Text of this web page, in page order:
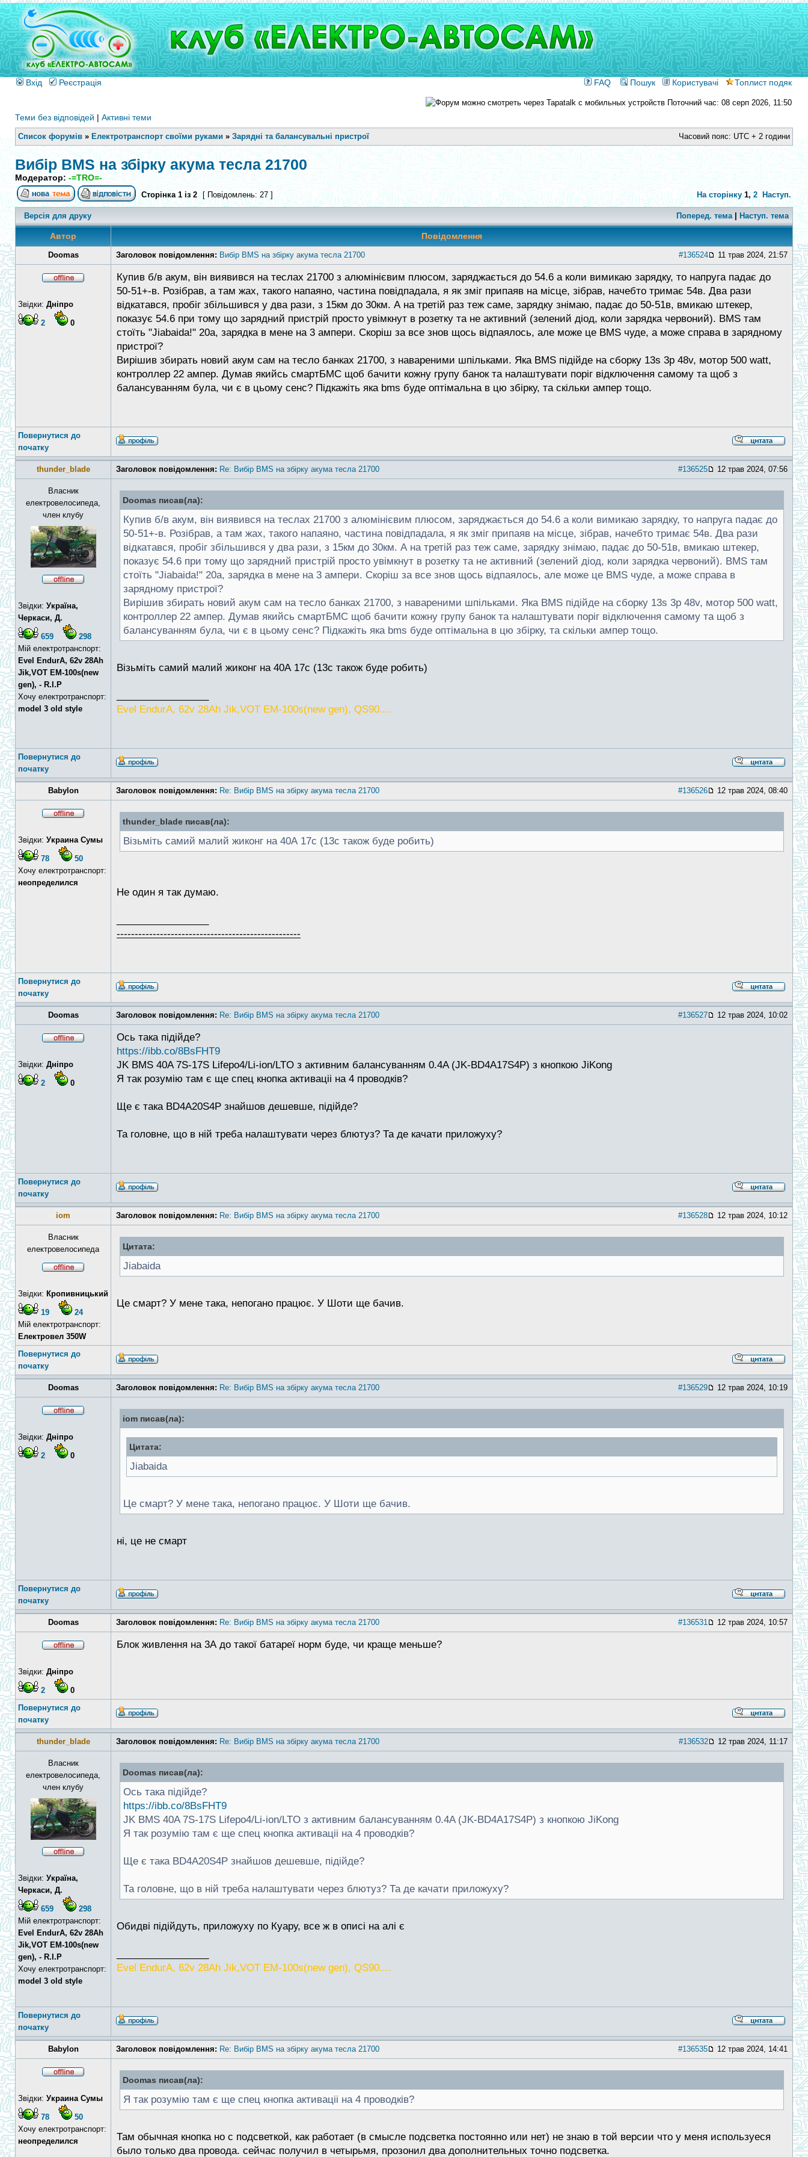
Вхід Реєстрація FAQ Пошук Користувачі Топлист подяк
Поточний час: 08 серп 2026, 11:50
Теми без відповідей | Активні теми
Список форумів » Електротранспорт своїми руками » Зарядні та балансувальні пристрої Часовий пояс: UTC + 2 години
Вибір BMS на збірку акума тесла 21700
Модератор: -=TRO=-
Сторінка1 із 2 [ Повідомлень: 27 ] На сторінку 1,2 Наступ.
Версія для друку Поперед. тема| Наступ. тема
Автор Повідомлення
Doomas Заголовок повідомлення: Вибір BMS на збірку акума тесла 21700 #136524 11 трав 2024, 21:57
Звідки: Дніпро
2 0
Купив б/в акум, він виявився на теслах 21700 з алюмінієвим плюсом, заряджається до 54.6 а коли вимикаю зарядку, то напруга падає до
50-51+-в. Розібрав, а там жах, такого напаяно, частина повідпадала, я як зміг припаяв на місце, зібрав, начебто тримає 54в. Два рази
відкатався, пробіг збільшився у два рази, з 15км до 30км. А на третій раз теж саме, зарядку знімаю, падає до 50-51в, вмикаю штекер,
показує 54.6 при тому що зарядний пристрій просто увімкнут в розетку та не активний (зелений діод, коли зарядка червоний). BMS там
стоїть "Jiabaida!" 20a, зарядка в мене на 3 ампери. Скоріш за все знов щось відпаялось, але може це BMS чуде, а може справа в зарядному
пристрої?
Вирішив збирать новий акум сам на тесло банках 21700, з навареними шпільками. Яка BMS підійде на сборку 13s 3p 48v, мотор 500 watt,
контроллер 22 ампер. Думав якийсь смартБМС щоб бачити кожну групу банок та налаштувати поріг відключення самому та щоб з
балансуванням була, чи є в цьому сенс? Підкажіть яка bms буде оптімальна в цю збірку, та скільки ампер тощо.
Повернутися до
початку
thunder_blade Заголовок повідомлення: Re: Вибір BMS на збірку акума тесла 21700 #136525 12 трав 2024, 07:56
Власник
електровелосипеда,
член клубу
Звідки: Україна,
Черкаси, Д.
659
298
Мій електротранспорт:
Evel EndurA, 62v 28Ah
Jik,VOT EM-100s(new
gen), - R.I.P
Хочу електротранспорт:
model 3 old style
Doomas писав(ла):
Купив б/в акум, він виявився на теслах 21700 з алюмінієвим плюсом, заряджається до 54.6 а коли вимикаю зарядку, то напруга падає до
50-51+-в. Розібрав, а там жах, такого напаяно, частина повідпадала, я як зміг припаяв на місце, зібрав, начебто тримає 54в. Два рази
відкатався, пробіг збільшився у два рази, з 15км до 30км. А на третій раз теж саме, зарядку знімаю, падає до 50-51в, вмикаю штекер,
показує 54.6 при тому що зарядний пристрій просто увімкнут в розетку та не активний (зелений діод, коли зарядка червоний). BMS там
стоїть "Jiabaida!" 20a, зарядка в мене на 3 ампери. Скоріш за все знов щось відпаялось, але може це BMS чуде, а може справа в
зарядному пристрої?
Вирішив збирать новий акум сам на тесло банках 21700, з навареними шпільками. Яка BMS підійде на сборку 13s 3p 48v, мотор 500 watt,
контроллер 22 ампер. Думав якийсь смартБМС щоб бачити кожну групу банок та налаштувати поріг відключення самому та щоб з
балансуванням була, чи є в цьому сенс? Підкажіть яка bms буде оптімальна в цю збірку, та скільки ампер тощо.
Візьміть самий малий жиконг на 40А 17с (13с також буде робить)
Evel EndurA, 62v 28Ah Jik,VOT EM-100s(new gen), QS90....
Повернутися до
початку
Babylon Заголовок повідомлення: Re: Вибір BMS на збірку акума тесла 21700 #136526 12 трав 2024, 08:40
Звідки: Украина Сумы
78
50
Хочу електротранспорт:
неопределился
thunder_blade писав(ла):
Візьміть самий малий жиконг на 40А 17с (13с також буде робить)
Не один я так думаю.
---------------------------------------------------
Повернутися до
початку
Doomas Заголовок повідомлення: Re: Вибір BMS на збірку акума тесла 21700 #136527 12 трав 2024, 10:02
Звідки: Дніпро
2 0
Ось така підійде?
https://ibb.co/8BsFHT9
JK BMS 40A 7S-17S Lifepo4/Li-ion/LTO з активним балансуванням 0.4A (JK-BD4A17S4P) з кнопкою JiKong
Я так розумію там є ще спец кнопка активаціі на 4 проводків?
Ще є така BD4A20S4P знайшов дешевше, підійде?
Та головне, що в ній треба налаштувати через блютуз? Та де качати приложуху?
Повернутися до
початку
iom Заголовок повідомлення: Re: Вибір BMS на збірку акума тесла 21700 #136528 12 трав 2024, 10:12
Власник
електровелосипеда
Звідки: Кропивницький
19
24
Мій електротранспорт:
Електровел 350W
Цитата:
Jiabaida
Це смарт? У мене така, непогано працює. У Шоти ще бачив.
Повернутися до
початку
Doomas Заголовок повідомлення: Re: Вибір BMS на збірку акума тесла 21700 #136529 12 трав 2024, 10:19
Звідки: Дніпро
2 0
iom писав(ла):
Цитата:
Jiabaida
Це смарт? У мене така, непогано працює. У Шоти ще бачив.
ні, це не смарт
Повернутися до
початку
Doomas Заголовок повідомлення: Re: Вибір BMS на збірку акума тесла 21700 #136531 12 трав 2024, 10:57
Звідки: Дніпро
2 0
Блок живлення на 3А до такої батареї норм буде, чи краще меньше?
Повернутися до
початку
thunder_blade Заголовок повідомлення: Re: Вибір BMS на збірку акума тесла 21700 #136532 12 трав 2024, 11:17
Власник
електровелосипеда,
член клубу
Звідки: Україна,
Черкаси, Д.
659
298
Мій електротранспорт:
Evel EndurA, 62v 28Ah
Jik,VOT EM-100s(new
gen), - R.I.P
Хочу електротранспорт:
model 3 old style
Doomas писав(ла):
Ось така підійде?
https://ibb.co/8BsFHT9
JK BMS 40A 7S-17S Lifepo4/Li-ion/LTO з активним балансуванням 0.4A (JK-BD4A17S4P) з кнопкою JiKong
Я так розумію там є ще спец кнопка активаціі на 4 проводків?
Ще є така BD4A20S4P знайшов дешевше, підійде?
Та головне, що в ній треба налаштувати через блютуз? Та де качати приложуху?
Обидві підійдуть, приложуху по Куару, все ж в описі на алі є
Evel EndurA, 62v 28Ah Jik,VOT EM-100s(new gen), QS90....
Повернутися до
початку
Babylon Заголовок повідомлення: Re: Вибір BMS на збірку акума тесла 21700 #136535 12 трав 2024, 14:41
Звідки: Украина Сумы
78
50
Хочу електротранспорт:
неопределился
Doomas писав(ла):
Я так розумію там є ще спец кнопка активаціі на 4 проводків?
Там обычная кнопка но с подсветкой, как работает (в смысле подсветка постоянно или нет) не знаю в той версии что у меня используеся
было только два провода. сейчас получил в четырьмя, прозонил два дополнительных точно подсветка.